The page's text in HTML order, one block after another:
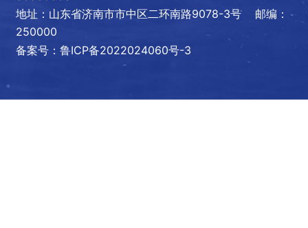
地址：山东省济南市市中区二环南路9078-3号 邮编：
250000
备案号：鲁ICP备2022024060号-3